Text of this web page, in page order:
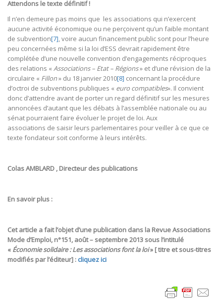
Attendons le texte définitif !
Il n’en demeure pas moins que les associations qui n’exercent
aucune activité économique ou ne perçoivent qu’un faible montant
de subvention[7], voire aucun financement public sont pour l’heure
peu concernées même si la loi d’ESS devrait rapidement être
complétée d’une nouvelle convention d’engagements réciproques
des relations « Associations – Etat – Régions» et d’une révision de la
circulaire « Fillon» du 18 janvier 2010[8] concernant la procédure
d’octroi de subventions publiques « euro compatibles». Il convient
donc d’attendre avant de porter un regard définitif sur les mesures
annoncées d’autant que les débats à l’assemblée nationale ou au
sénat pourraient faire évoluer le projet de loi. Aux
associations de saisir leurs parlementaires pour veiller à ce que ce
texte fondateur soit conforme à leurs intérêts.
Colas AMBLARD , Directeur des publications
En savoir plus :
Cet article a fait l’objet d’une publication dans la Revue Associations
Mode d’Emploi, n°151, août – septembre 2013 sous l’intitulé
« Économie solidaire : Les associations font la loi» [ titre et sous-titres
modifiés par l’éditeur] : cliquez ici